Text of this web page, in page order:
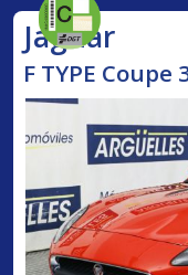
Jaguar
F TYPE Coupe